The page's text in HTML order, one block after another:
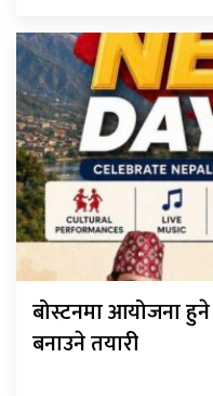
बोस्टनमा आयोजना
बनाउने तयारी